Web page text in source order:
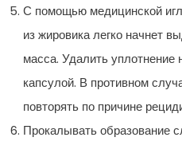
С помощью медицинской
из жировика легко начнет
масса. Удалить уплотнение
капсулой. В противном
повторять по причине
Прокалывать образование